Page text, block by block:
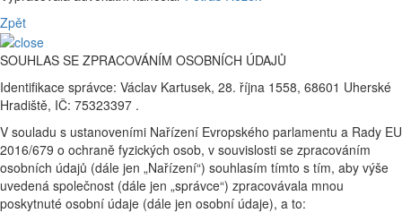
Zpět
SOUHLAS SE ZPRACOVÁNÍM OSOBNÍCH ÚDAJŮ
Identifikace správce: Václav Kartusek, 28. října 1558, 68601 Uherské
Hradiště, IČ: 75323397 .
V souladu s ustanoveními Nařízení Evropského parlamentu a Rady EU
2016/679 o ochraně fyzických osob, v souvislosti se zpracováním
osobních údajů (dále jen „Nařízení“) souhlasím tímto s tím, aby výše
uvedená společnost (dále jen „správce“) zpracovávala mnou
poskytnuté osobní údaje (dále jen osobní údaje), a to: